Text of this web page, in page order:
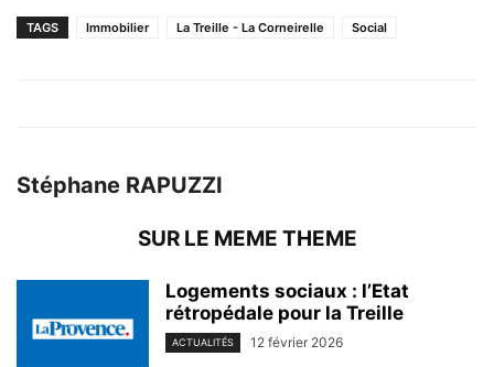
TAGS Immobilier La Treille - La Corneirelle Social
Stéphane RAPUZZI
SUR LE MEME THEME
Logements sociaux : l’Etat
rétropédale pour la Treille
ACTUALITÉS 12 février 2026